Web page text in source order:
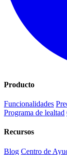
Producto
Funcionalidades
Programa de lealtad
Recursos
Blog Centro de